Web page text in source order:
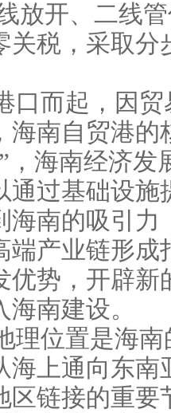
放开、二线
关税，采取分
口而起，因
海南自贸港的
，海南经济发
通过基础设施
海南的吸引力
端产业链形成
优势，开辟新
南建设。
理位置是海
海上通向东南
区链接的重要